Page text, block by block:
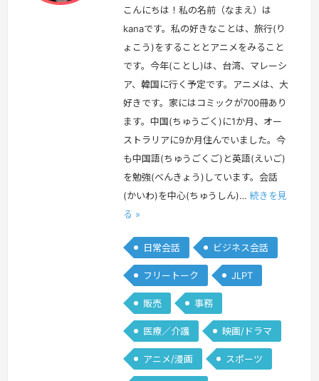
こんにちは！私の名前（なまえ）は
kanaです。私の好きなことは、旅行(り
ょこう)をすることとアニメをみること
です。今年(ことし)は、台湾、マレーシ
ア、韓国に行く予定です。アニメは、大
好きです。家にはコミックが700冊あり
ます。中国(ちゅうごく)に1か月、オー
ストラリアに9か月住んでいました。今
も中国語(ちゅうごくご)と英語(えいご)
を勉強(べんきょう)しています。会話
(かいわ)を中心(ちゅうしん)… 続きを見
る »
日常会話 ビジネス会話
フリートーク JLPT
販売 事務
医療／介護 映画/ドラマ
アニメ/漫画 スポーツ